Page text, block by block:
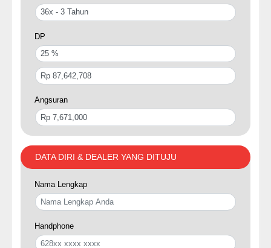
DP
Angsuran
DATA DIRI & DEALER YANG DITUJU
Nama Lengkap
Handphone